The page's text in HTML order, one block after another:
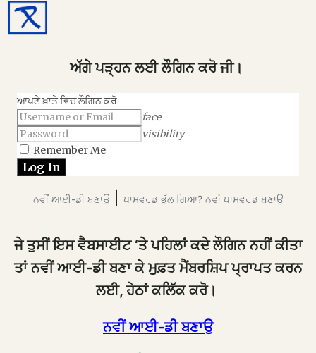
ਅੱਗੇ ਪੜ੍ਹਨ ਲਈ ਲੌਗਿਨ ਕਰੋ ਜੀ।
ਆਪਣੇ ਖ਼ਾਤੇ ਵਿਚ ਲੌਗਿਨ ਕਰੋ
face
visibility
Remember Me
ਨਵੀਂ ਆਈ-ਡੀ ਬਣਾਉ| ਪਾਸਵਰਡ ਭੁੱਲ ਗਿਆ? ਨਵਾਂ ਪਾਸਵਰਡ ਬਣਾਉ
ਜੇ ਤੁਸੀਂ ਇਸ ਵੈਬਸਾਈਟ ‘ਤੇ ਪਹਿਲਾਂ ਕਦੇ ਲੌਗਿਨ ਨਹੀਂ ਕੀਤਾ
ਤਾਂ ਨਵੀਂ ਆਈ-ਡੀ ਬਣਾ ਕੇ ਮੁਫ਼ਤ ਮੈਂਬਰਸ਼ਿਪ ਪ੍ਰਾਪਤ ਕਰਨ
ਲਈ, ਹੇਠਾਂ ਕਲਿੱਕ ਕਰੋ।
ਨਵੀਂ ਆਈ-ਡੀ ਬਣਾਉ